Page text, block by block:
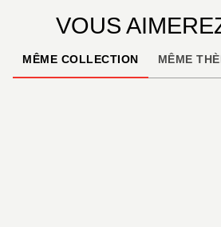
VOUS
MÊME COLLECTION MÊME